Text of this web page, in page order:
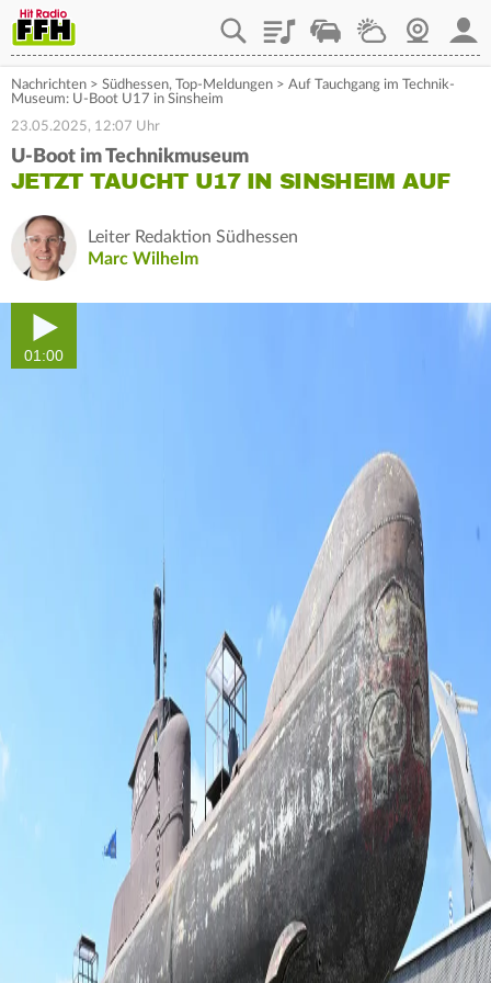
PlaylistStaupilotWetterWebcam
Nachrichten > Südhessen, Top-Meldungen > Auf Tauchgang im Technik-
Museum: U-Boot U17 in Sinsheim
23.05.2025, 12:07 Uhr
U-Boot im Technikmuseum
JETZT TAUCHT U17 IN SINSHEIM AUF
Leiter Redaktion Südhessen
Marc Wilhelm
01:00